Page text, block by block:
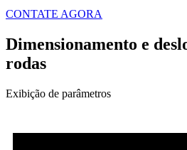
CONTATE AGORA
Dimensionamento e
rodas
Exibição de parâmetros